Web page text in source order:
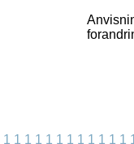
1 1 1 1 1 1 1 1 1 1 1 1